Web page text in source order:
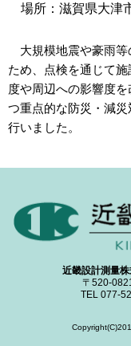
場所： 滋賀県大津
大規模地震や豪雨等
ため、点検を通じて
度や周辺への影響度
つ重点的な防災・減
行いました。
近畿設計測量
〒520-
TEL 077-